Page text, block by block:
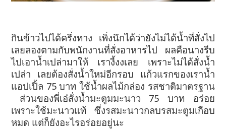
กินข้าวไปได้ครึ่งทาง เพิ่งนึกได้ว่ายังไม่ได้น้ำที่สั่งไป
เลยลองตามกับพนักงานที่สั่งอาหารไป ผลคือนางรีบ
ไปเอาน้ำเปล่ามาให้ เรางี้งงเลย เพราะไม่ได้สั่งน้ำ
เปล่า เลยต้องสั่งน้ำใหม่อีกรอบ แก้วแรกของเราน้ำ
แอปเปิ้ล 75 บาท ใช้น้ำผลไม้กล่อง รสชาติมาตรฐาน
ส่วนของพี่เอ๋สั่งน้ำมะตูมมะนาว 75 บาท อร่อย
เพราะใช้มะนาวแท้ ซึ่งรสมะนาวกลบรสมะตูมเกือบ
หมด แต่ก็ยังอะไรอร่อยอยู่นะ